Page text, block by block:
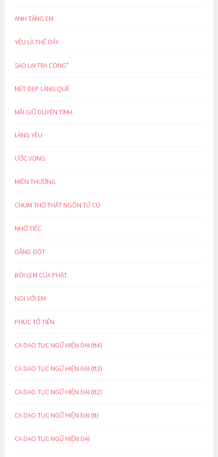
ANH TẶNG EM
YÊU LÀ THẾ ĐẤY
SAO LẠI TRA CÒNG*
NÉT ĐẸP LÀNG QUÊ
MÃI GIỮ DUYÊN TÌNH
LÀNG YÊU
ƯỚC VỌNG
MIỀN THƯƠNG
CHÙM THƠ THẤT NGÔN TỨ CÚ
NHỚ TIẾC
ĐẮNG ĐÓT
BÔI LEM CỬA PHẬT
NÓI VỚI EM
PHÚC TỔ TIÊN
CA DAO TỤC NGỮ HIỆN ĐẠI (tt4)
CA DAO TỤC NGỮ HIỆN ĐẠI (tt3)
CA DAO TỤC NGỮ HIỆN ĐẠI (tt2)
CA DAO TỤC NGỮ HIỆN ĐẠI (tt)
CA DAO TỤC NGỮ HIỆN ĐẠI